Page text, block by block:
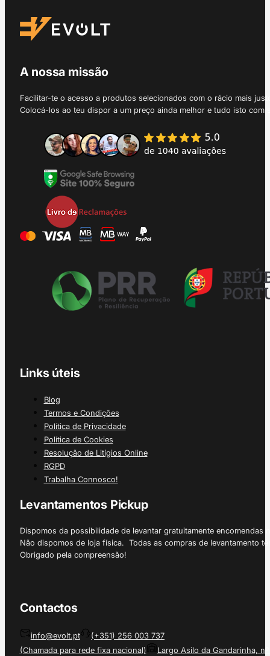
A nossa missão
Facilitar-te o acesso a produtos selecionados com o rácio mais
Colocá-los ao teu dispor a um preço ainda melhor e tudo isto
Links úteis
Blog
Termos e Condições
Política de Privacidade
Política de Cookies
Resolução de Litígios Online
RGPD
Trabalha Connosco!
Levantamentos Pickup
Dispomos da possibilidade de levantar gratuitamente
Não dispomos de loja física. Todas as compras de levantamento
Obrigado pela compreensão!
Contactos
info@evolt.pt
(+351) 256 003 737
(Chamada para rede fixa nacional)
Largo Asilo da Gandarinha, nº